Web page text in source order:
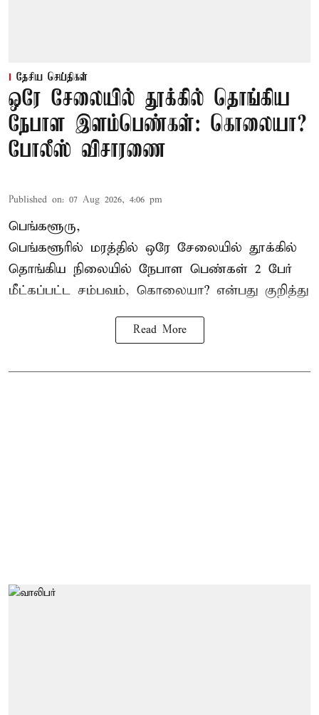
தேசிய செய்திகள்
ஒரே சேலையில் தூக்கில் தொங்கிய
நேபாள இளம்பெண்கள்: கொலையா?
போலீஸ் விசாரணை
Published on: 07 Aug 2026, 4:06 pm
பெங்களூரு,
பெங்களூரில் மரத்தில் ஒரே சேலையில் தூக்கில்
தொங்கிய நிலையில் நேபாள பெண்கள் 2 பேர்
மீட்கப்பட்ட சம்பவம், கொலையா? என்பது குறித்து
Read More